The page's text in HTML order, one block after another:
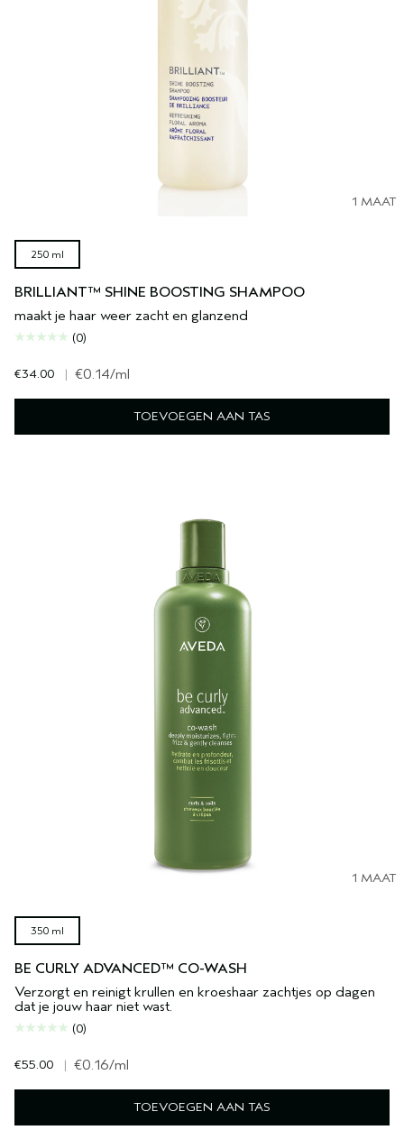
1 MAAT
250 ml
BRILLIANT™ SHINE BOOSTING SHAMPOO
maakt je haar weer zacht en glanzend
(0)
€34.00 | €0.14/ml
TOEVOEGEN AAN TAS
1 MAAT
350 ml
BE CURLY ADVANCED™ CO-WASH
Verzorgt en reinigt krullen en kroeshaar zachtjes op dagen
dat je jouw haar niet wast.
(0)
€55.00 | €0.16/ml
TOEVOEGEN AAN TAS